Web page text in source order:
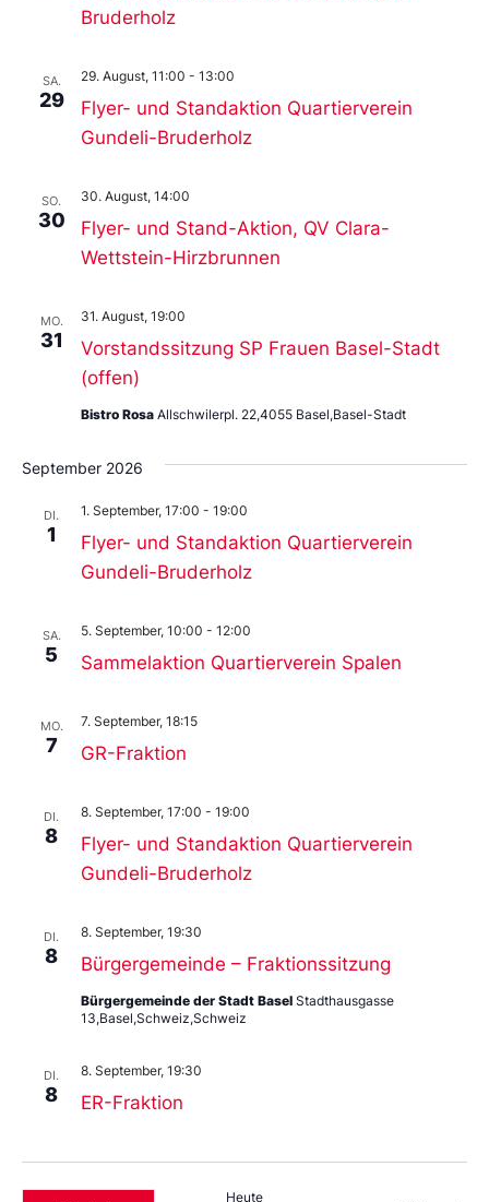
Bruderholz
SA.
29
Flyer- und Standaktion Quartierverein
Gundeli-Bruderholz
29. August, 11:00 - 13:00
SO.
30
Flyer- und Stand-Aktion, QV Clara-
Wettstein-Hirzbrunnen
30. August, 14:00
MO.
31
Vorstandssitzung SP Frauen Basel-Stadt
(offen)
31. August, 19:00
Bistro Rosa Allschwilerpl. 22,4055 Basel,Basel-Stadt
September 2026
DI.
1
Flyer- und Standaktion Quartierverein
Gundeli-Bruderholz
1. September, 17:00 - 19:00
SA.
5 Sammelaktion Quartierverein Spalen
5. September, 10:00 - 12:00
MO.
7 GR-Fraktion
7. September, 18:15
DI.
8
Flyer- und Standaktion Quartierverein
Gundeli-Bruderholz
8. September, 17:00 - 19:00
DI.
8 Bürgergemeinde – Fraktionssitzung
8. September, 19:30
Bürgergemeinde der Stadt Basel Stadthausgasse
13,Basel,Schweiz,Schweiz
DI.
8 ER-Fraktion
8. September, 19:30
Heute